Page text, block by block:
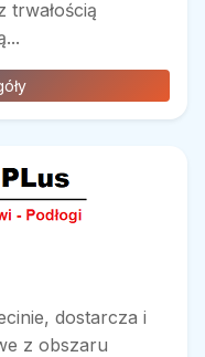
trwałością
dostarcza i
z obszaru